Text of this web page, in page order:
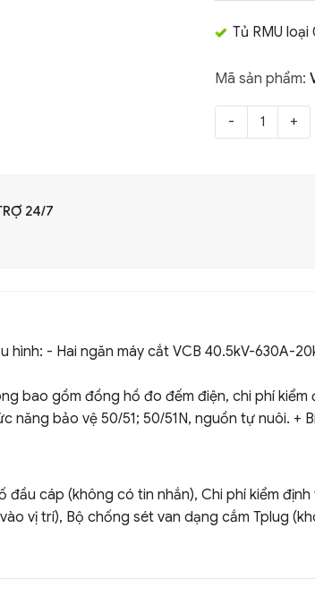
Tủ RMU
Mã sản phẩm:
24/7
- Hai ngăn máy cắt VCB 40.5kV-630A-
bao gồm đồng hồ đo đếm điện, chi phí kiểm
năng bảo vệ 50/51; 50/51N, nguồn tự nuôi. +
cáp (không có tin nhắn), Chi phí kiểm
vị trí), Bộ chống sét van dạng cắm Tplug